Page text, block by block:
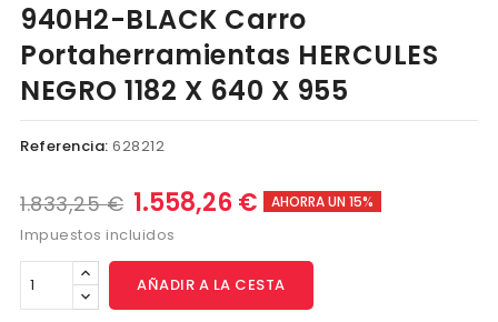
940H2-BLACK Carro
Portaherramientas HERCULES
NEGRO 1182 X 640 X 955
Referencia: 628212
1.833,25 € 1.558,26 € AHORRA UN 15%
Impuestos incluidos
AÑADIR A LA CESTA